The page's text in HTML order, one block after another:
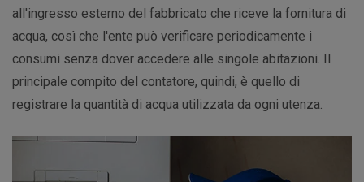
all'ingresso esterno del fabbricato che riceve la fornitura di
acqua, così che l'ente può verificare periodicamente i
consumi senza dover accedere alle singole abitazioni. Il
principale compito del contatore, quindi, è quello di
registrare la quantità di acqua utilizzata da ogni utenza.